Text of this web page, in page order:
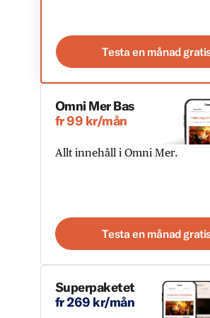
Testa en månad
Omni Mer Bas
fr 99 kr/mån
Allt innehåll i Omni Mer.
Testa en månad
Superpaketet
fr 269 kr/mån